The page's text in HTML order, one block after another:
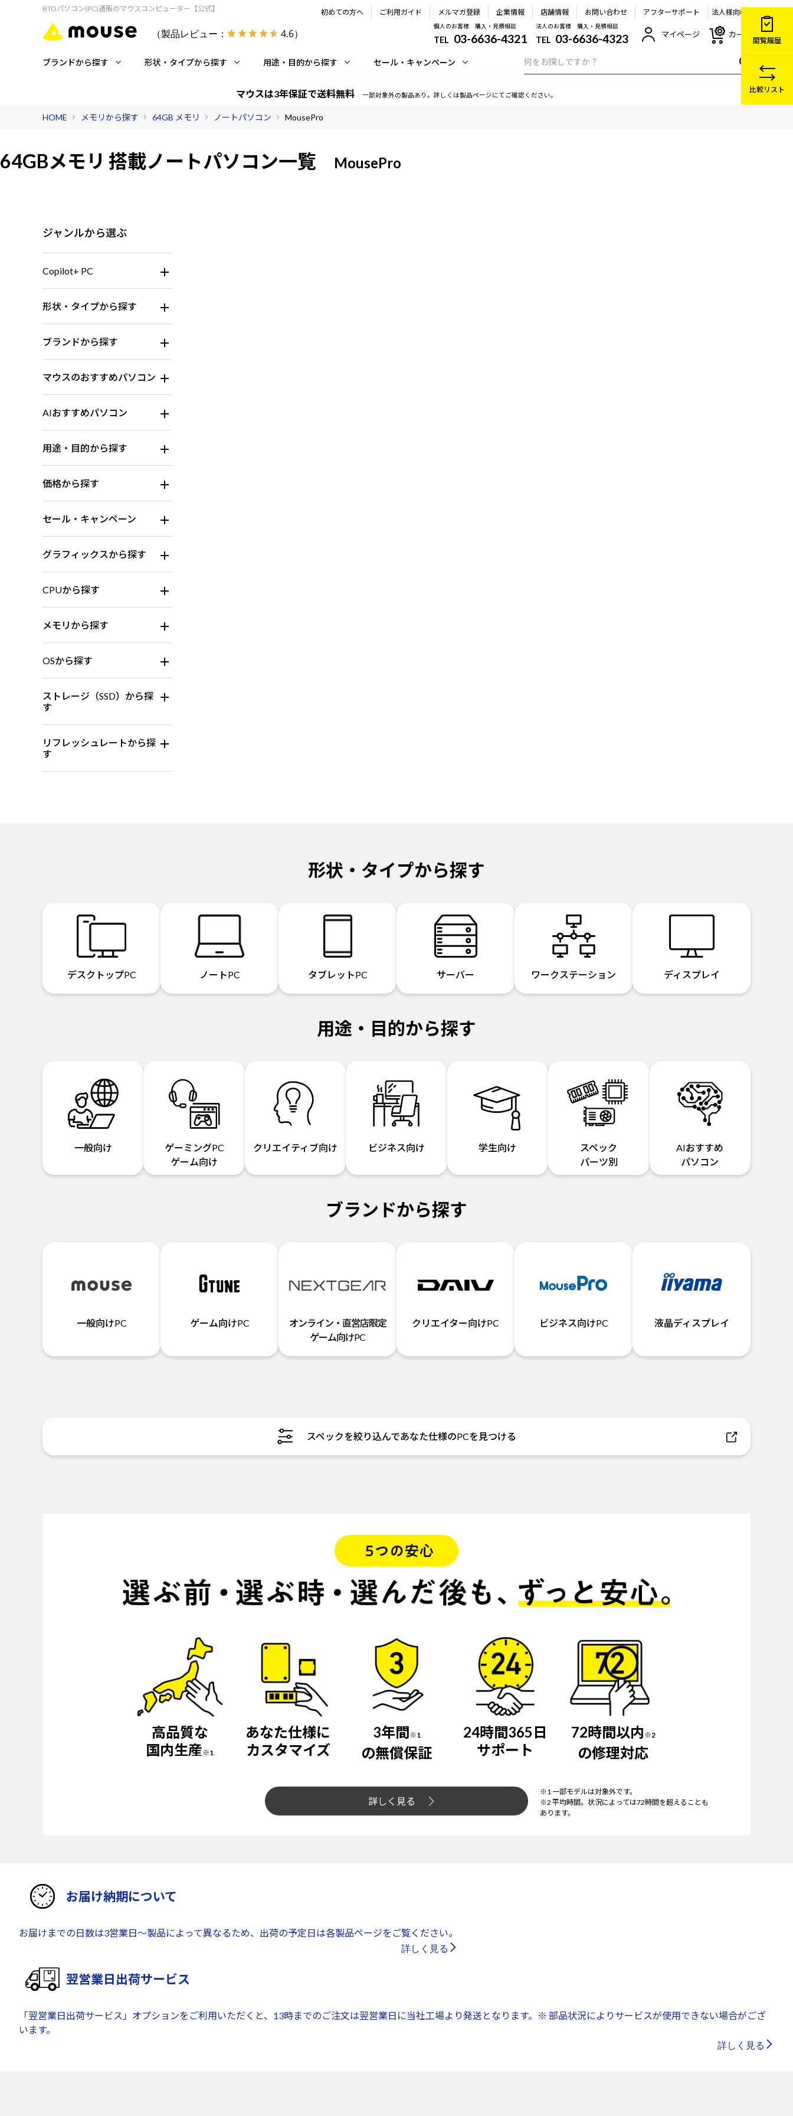
BTOパソコン(PC)通販のマウスコンピューター【公式】
（製品レビュー： 4.6）
初めての方へ ご利用ガイド メルマガ登録 企業情報 店舗情報 お問い合わせ アフターサポート 法人様向け
個人のお客様 購入・見積相談
TEL 03-6636-4321
法人のお客様 購入・見積相談
TEL 03-6636-4323 マイページ カート
ブランドから探す 形状・タイプから探す 用途・目的から探す セール・キャンペーン
マウスは3年保証で送料無料 一部対象外の製品あり。詳しくは製品ページにてご確認ください。
HOME メモリから探す 64GB メモリ ノートパソコン MousePro
64GBメモリ 搭載ノートパソコン一覧 MousePro
ジャンルから選ぶ
Copilot+ PC
形状・タイプから探す
ブランドから探す
マウスのおすすめパソコン
AIおすすめパソコン
用途・目的から探す
価格から探す
セール・キャンペーン
グラフィックスから探す
CPUから探す
メモリから探す
OSから探す
ストレージ（SSD）から探
す
リフレッシュレートから探
す
形状・タイプから探す
デスクトップPC ノートPC タブレットPC サーバー ワークステーション ディスプレイ
用途・目的から探す
一般向け
ゲーミングPC
ゲーム向け
クリエイティブ向け ビジネス向け 学生向け
スペック
パーツ別
AIおすすめ
パソコン
ブランドから探す
一般向けPC ゲーム向けPC
オンライン・直営店限定
ゲーム向けPC
クリエイター向けPC ビジネス向けPC 液晶ディスプレイ
スペックを絞り込んであなた仕様のPCを見つける
閲覧履歴
比較リスト
高品質な
国内生産※1
あなた仕様に
カスタマイズ
3年間※1
の無償保証
24時間365日
サポート
72時間以内 ※2
の修理対応
詳しく見る
※1 一部モデルは対象外です。
※2 平均時間。状況によっては72時間を超えることも
あります。
お届け納期について
お届けまでの日数は3営業日～製品によって異なるため、出荷の予定日は各製品ページをご覧ください。
詳しく見る
翌営業日出荷サービス
「翌営業日出荷サービス」オプションをご利用いただくと、13時までのご注文は翌営業日に当社工場より発送となります。※ 部品状況によりサービスが使用できない場合がござ
います。
詳しく見る